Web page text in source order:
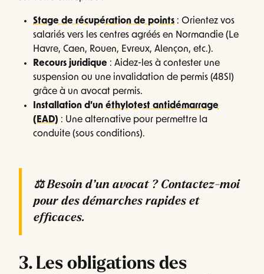
Stage de récupération de points : Orientez vos
salariés vers les centres agréés en Normandie (Le
Havre, Caen, Rouen, Evreux, Alençon, etc.).
Recours juridique : Aidez-les à contester une
suspension ou une invalidation de permis (48SI)
grâce à un avocat permis.
Installation d’un éthylotest antidémarrage
(EAD) : Une alternative pour permettre la
conduite (sous conditions).
⚖️Besoin d’un avocat ? Contactez-moi
pour des démarches rapides et
efficaces.
3. Les obligations des